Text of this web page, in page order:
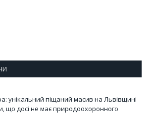
унікальний піщаний масив на Львівщині
що досі не має природоохоронного